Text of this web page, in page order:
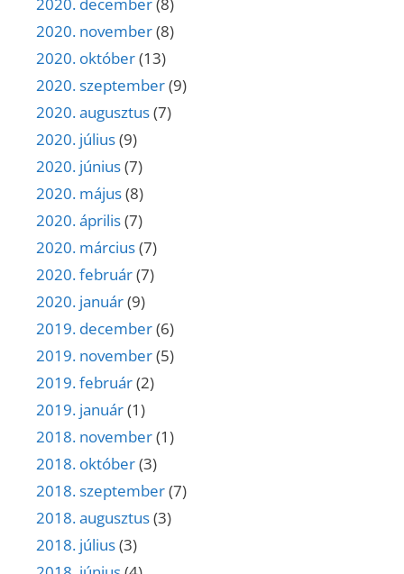
2020. november(8)
2020. október(13)
2020. szeptember(9)
2020. augusztus(7)
2020. július(9)
2020. június(7)
2020. május(8)
2020. április(7)
2020. március(7)
2020. február(7)
2020. január(9)
2019. december(6)
2019. november(5)
2019. február(2)
2019. január(1)
2018. november(1)
2018. október(3)
2018. szeptember(7)
2018. augusztus(3)
2018. július(3)